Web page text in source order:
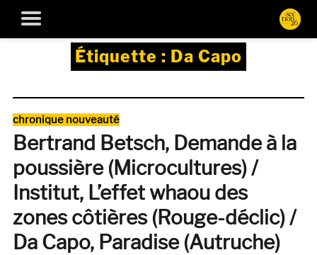
Étiquette : Da Capo
Catégories
chronique nouveauté
Bertrand Betsch, Demande à la
poussière (Microcultures) /
Institut, L’effet whaou des
zones côtières (Rouge-déclic) /
Da Capo, Paradise (Autruche)